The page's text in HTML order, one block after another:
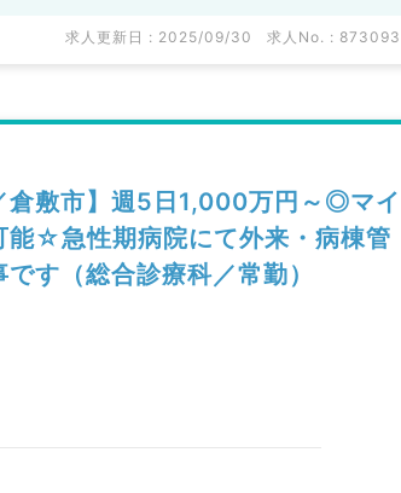
求人更新日 : 2025/09/30 求人No. : 873093
倉敷市】週5日1,000万円～◎マイ
能☆急性期病院にて外来・病棟管
す（総合診療科／常勤）